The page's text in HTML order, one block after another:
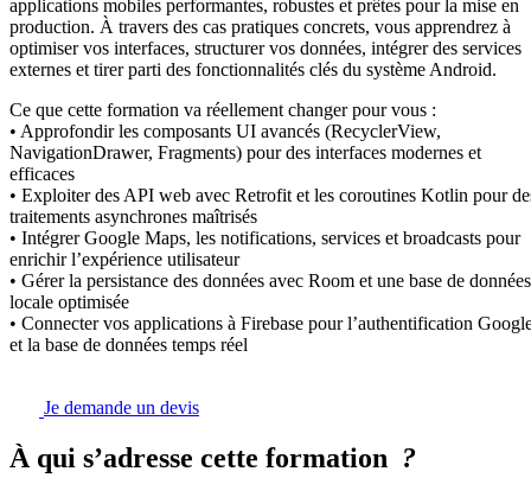
applications mobiles performantes, robustes et prêtes pour la mise en
production. À travers des cas pratiques concrets, vous apprendrez à
optimiser vos interfaces, structurer vos données, intégrer des services
externes et tirer parti des fonctionnalités clés du système Android.
Ce que cette formation va réellement changer pour vous :
• Approfondir les composants UI avancés (RecyclerView,
NavigationDrawer, Fragments) pour des interfaces modernes et
efficaces
• Exploiter des API web avec Retrofit et les coroutines Kotlin pour
traitements asynchrones maîtrisés
• Intégrer Google Maps, les notifications, services et broadcasts pour
enrichir l’expérience utilisateur
• Gérer la persistance des données avec Room et une base de données
locale optimisée
• Connecter vos applications à Firebase pour l’authentification
et la base de données temps réel
Je demande un devis
À qui s’adresse cette formation ?